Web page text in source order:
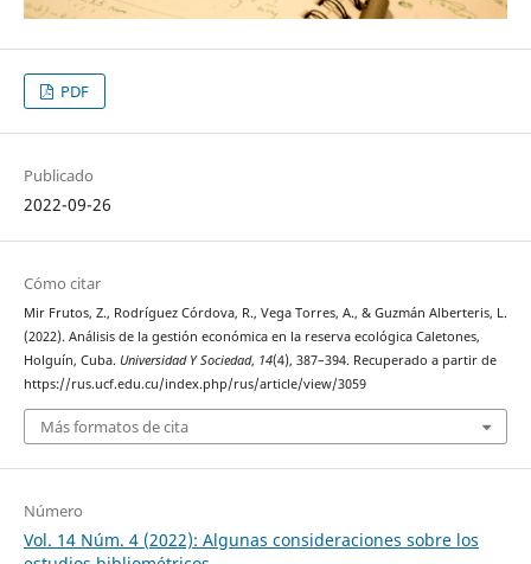
PDF
Publicado
2022-09-26
Cómo citar
Mir Frutos, Z., Rodríguez Córdova, R., Vega Torres, A., & Guzmán Alberteris, L.
(2022). Análisis de la gestión económica en la reserva ecológica Caletones,
Holguín, Cuba. Universidad Y Sociedad, 14(4), 387–394. Recuperado a partir de
https://rus.ucf.edu.cu/index.php/rus/article/view/3059
Más formatos de cita
Número
Vol. 14 Núm. 4 (2022): Algunas consideraciones sobre los